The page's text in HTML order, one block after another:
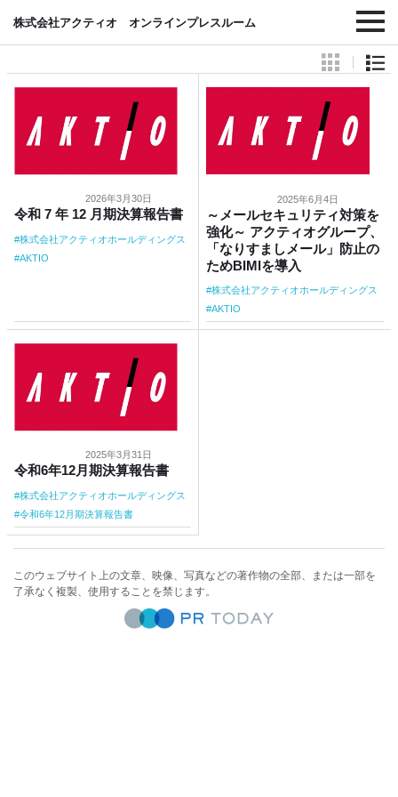
株式会社アクティオ オンラインプレスルーム
#株式会社アクティオホールディングス
2026年3月30日
令和 7 年 12 月期決算報告書
株式会社アクティオホールディングス
AKTIO
2025年6月4日
～メールセキュリティ対策を
強化～ アクティオグループ、
「なりすましメール」防止の
ためBIMIを導入
株式会社アクティオホールディングス
AKTIO
2025年3月31日
令和6年12月期決算報告書
株式会社アクティオホールディングス
令和6年12月期決算報告書
このウェブサイト上の文章、映像、写真などの著作物の全部、または一部を
了承なく複製、使用することを禁じます。